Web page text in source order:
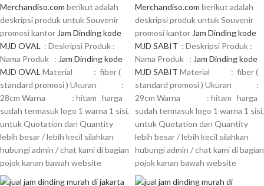
Merchandiso.com berikut adalah
deskripsi produk untuk Souvenir
promosi kantor Jam Dinding kode
MJD OVAL
: Deskripsi Produk :
Nama Produk : Jam Dinding kode
MJD OVAL Material : fiber (
standard promosi ) Ukuran :
28cm Warna : hitam harga
sudah termasuk logo 1 warna 1 sisi,
untuk Quotation dan Quantity
lebih besar / lebih kecil silahkan
hubungi admin / chat kami di bagian
pojok kanan bawah website
Merchandiso.com berikut adalah
deskripsi produk untuk Souvenir
promosi kantor Jam Dinding kode
MJD SABIT : Deskripsi Produk :
Nama Produk : Jam Dinding kode
MJD SABIT Material : fiber (
standard promosi ) Ukuran :
29cm Warna : hitam harga
sudah termasuk logo 1 warna 1 sisi,
untuk Quotation dan Quantity
lebih besar / lebih kecil silahkan
hubungi admin / chat kami di bagian
pojok kanan bawah website